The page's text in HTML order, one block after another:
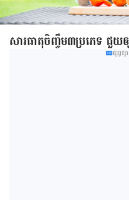
សារធាតុ​ចិញ្ចឹម​​៣​ប្រភេទ ជួយ​ឲ្
ផ្សព្វផ្